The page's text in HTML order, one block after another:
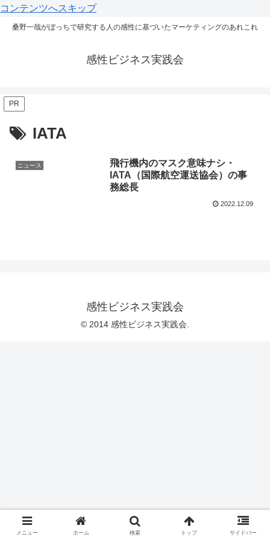
コンテンツへスキップ
桑野一哉がぼっちで研究する人の感性に基づいたマーケティングのあれこれ
感性ビジネス実践会
PR
IATA
ニュース
飛行機内のマスク意味ナシ・
IATA（国際航空運送協会）の事
務総長
2022.12.09
感性ビジネス実践会
© 2014 感性ビジネス実践会.
メニュー ホーム 検索 トップ サイドバー